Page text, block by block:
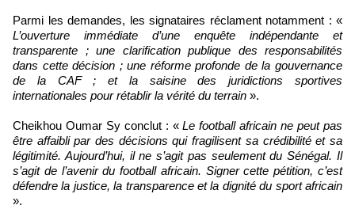
Parmi les demandes, les signataires réclament notamment : «
L’ouverture immédiate d’une enquête indépendante et
transparente ; une clarification publique des responsabilités
dans cette décision ; une réforme profonde de la gouvernance
de la CAF ; et la saisine des juridictions sportives
internationales pour rétablir la vérité du terrain ».
Cheikhou Oumar Sy conclut : «Le football africain ne peut pas
être affaibli par des décisions qui fragilisent sa crédibilité et sa
légitimité. Aujourd’hui, il ne s’agit pas seulement du Sénégal. Il
s’agit de l’avenir du football africain. Signer cette pétition, c’est
défendre la justice, la transparence et la dignité du sport africain
».